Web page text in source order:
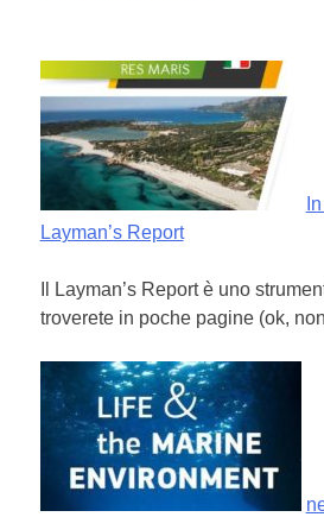
Layman’s Report
Il Layman’s Report è uno
troverete in poche pagine (ok,